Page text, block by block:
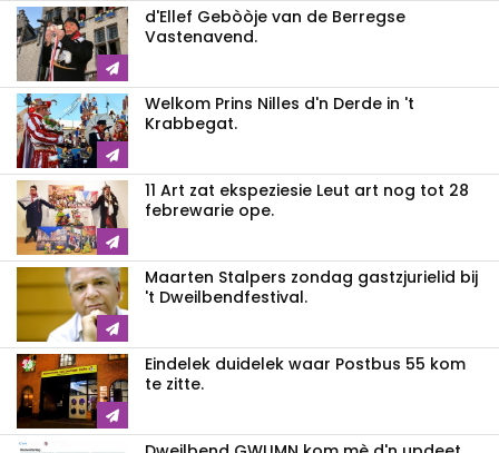
d'Ellef Gebòòje van de Berregse
Vastenavend.
Welkom Prins Nilles d'n Derde in 't
Krabbegat.
11 Art zat ekspeziesie Leut art nog tot 28
febrewarie ope.
Maarten Stalpers zondag gastzjurielid bij
't Dweilbendfestival.
Eindelek duidelek waar Postbus 55 kom
te zitte.